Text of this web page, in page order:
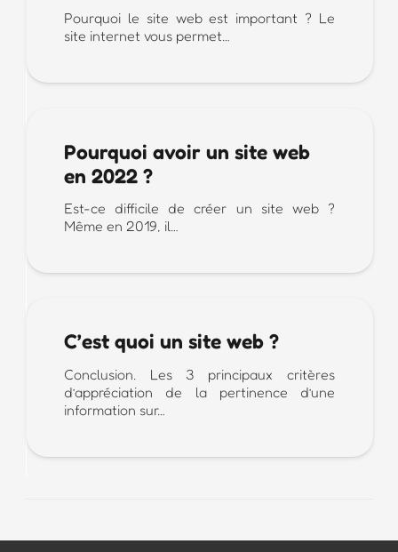
Pourquoi le site web est important ? Le
site internet vous permet…
Pourquoi avoir un site web
en 2022 ?
Est-ce difficile de créer un site web ?
Même en 2019, il…
C’est quoi un site web ?
Conclusion. Les 3 principaux critères
d’appréciation de la pertinence d’une
information sur…